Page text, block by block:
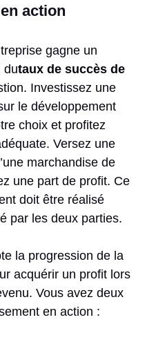
action
gagne un
dutaux de succès de
Investissez une
le développement
choix et profitez
Versez une
marchandise de
une part de profit. Ce
doit être réalisé
par les deux parties.
la progression de la
acquérir un profit lors
Vous avez deux
en action :